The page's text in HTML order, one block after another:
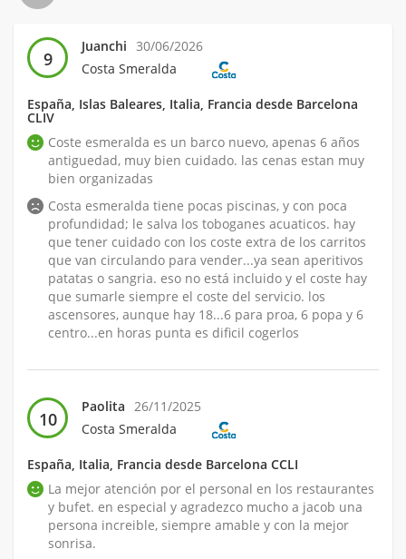
9
Juanchi 30/06/2026
Costa Smeralda
España, Islas Baleares, Italia, Francia desde Barcelona
CLIV
Coste esmeralda es un barco nuevo, apenas 6 años
antiguedad, muy bien cuidado. las cenas estan muy
bien organizadas
Costa esmeralda tiene pocas piscinas, y con poca
profundidad; le salva los toboganes acuaticos. hay
que tener cuidado con los coste extra de los carritos
que van circulando para vender...ya sean aperitivos
patatas o sangria. eso no está incluido y el coste hay
que sumarle siempre el coste del servicio. los
ascensores, aunque hay 18...6 para proa, 6 popa y 6
centro...en horas punta es dificil cogerlos
10
Paolita 26/11/2025
Costa Smeralda
España, Italia, Francia desde Barcelona CCLI
La mejor atención por el personal en los restaurantes
y bufet. en especial y agradezco mucho a jacob una
persona increible, siempre amable y con la mejor
sonrisa.